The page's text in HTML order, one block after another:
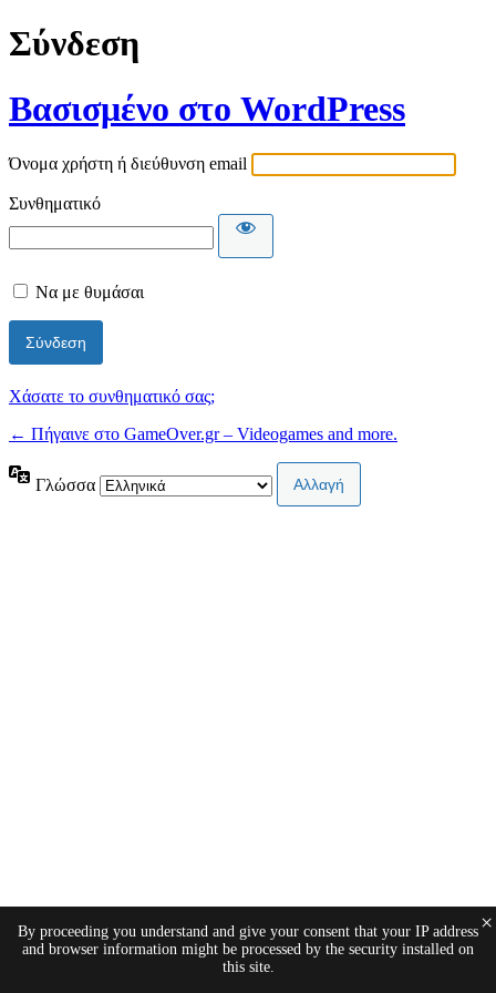
Σύνδεση
Βασισμένο στο WordPress
Όνομα χρήστη ή διεύθυνση email
Συνθηματικό
Να με θυμάσαι
Χάσατε το συνθηματικό σας;
← Πήγαινε στο GameOver.gr – Videogames and more.
Γλώσσα
By proceeding you understand and give your consent that your IP address
and browser information might be processed by the security installed on
this site.
×